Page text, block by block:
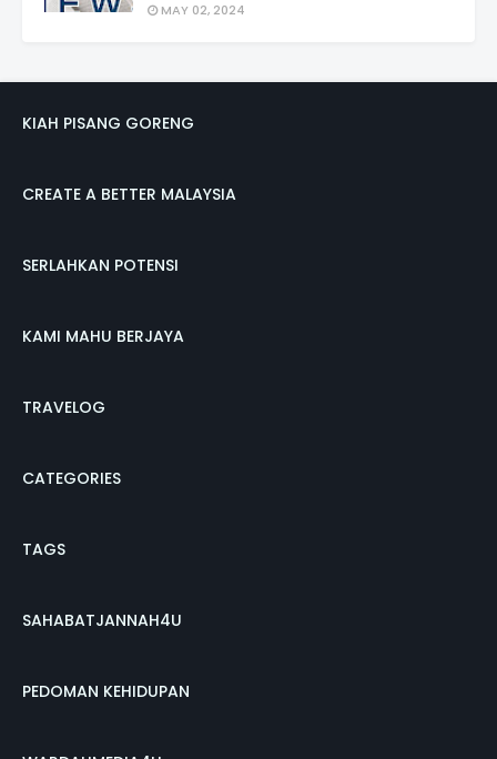
MAY 02, 2024
KIAH PISANG GORENG
CREATE A BETTER MALAYSIA
SERLAHKAN POTENSI
KAMI MAHU BERJAYA
TRAVELOG
CATEGORIES
TAGS
SAHABATJANNAH4U
PEDOMAN KEHIDUPAN